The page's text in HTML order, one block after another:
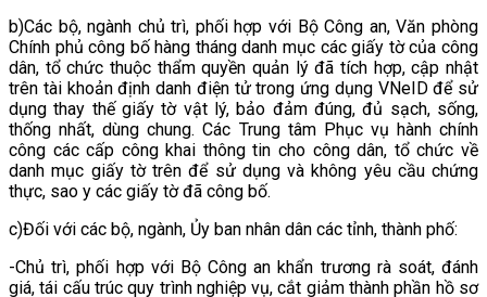
b)Các bộ, ngành chủ trì, phối hợp với Bộ Công an, Văn phòng
Chính phủ công bố hàng tháng danh mục các giấy tờ của công
dân, tổ chức thuộc thẩm quyền quản lý đã tích hợp, cập nhật
trên tài khoản định danh điện tử trong ứng dụng VNeID để sử
dụng thay thế giấy tờ vật lý, bảo đảm đúng, đủ sạch, sống,
thống nhất, dùng chung. Các Trung tâm Phục vụ hành chính
công các cấp công khai thông tin cho công dân, tổ chức về
danh mục giấy tờ trên để sử dụng và không yêu cầu chứng
thực, sao y các giấy tờ đã công bố.
c)Đối với các bộ, ngành, Ủy ban nhân dân các tỉnh, thành phố:
-Chủ trì, phối hợp với Bộ Công an khẩn trương rà soát, đánh
giá, tái cấu trúc quy trình nghiệp vụ, cắt giảm thành phần hồ sơ